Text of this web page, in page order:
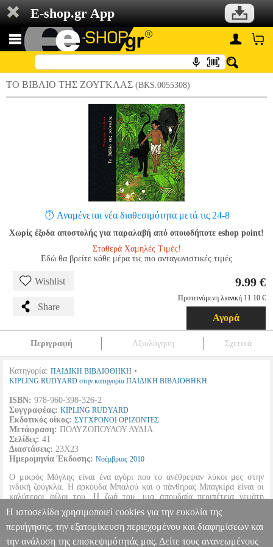
E-shop.gr App
ΤΟ ΒΙΒΛΙΟ ΤΗΣ ΖΟΥΓΚΛΑΣ (BKS.0055308)
Αναμένεται νέα διαθεσιμότητα μετά τις 24-8
Χωρίς έξοδα αποστολής για παραλαβή από οποιοδήποτε eshop point!
Σταθερά Χαμηλές Τιμές!
Εδώ θα βρείτε κάθε μέρα τις πιο ανταγωνιστικές τιμές
Wishlist
Share
9.99 €
Προτεινόμενη λιανική 11.10 €
Αγορά
Περιγραφή Αξιολόγηση Σχετικά
Κατηγορία: ΠΑΙΔΙΚΗ ΒΙΒΛΙΟΘΗΚΗ •
KIPLING RUDYARD στην κατηγορία ΠΑΙΔΙΚΗ ΒΙΒΛΙΟΘΗΚΗ
ISBN: 978-960-398-326-2
Συγγραφέας: KIPLING RUDYARD
Εκδοτικός οίκος: ΣΥΓΧΡΟΝΟΙ ΟΡΙΖΟΝΤΕΣ
Μετάφραση: ΠΟΛΥΖΟΠΟΥΛΟΥ ΛΥΔΙΑ
Σελίδες: 41
Διαστάσεις: 23Χ23
Ημερομηνία Έκδοσης: Νοέμβριος 2010
Ο μικρός Μόγλης είναι ένα αγόρι που το ανέθρεψαν λύκοι μες στην
ινδική ζούγκλα. Η αρκούδα Μπαλού και ο πάνθηρας Μπαγκίρα είναι οι
καλύτεροι φίλοι του. Η ζωή του, μια σπουδαία περιπέτεια γεμάτη
κινδύνους, αφού ο μεγάλος τίγρης Σιρχάν, με τα νύχια του
αιλουροειδούε, διαρκώς καιροφυλακτεί γύρω του.
ΤΟ ΒΙΒΛΙΟ ΤΗΣ ΖΟΥΓΚΛΑΣ BKS.0055308 BKS.0055308
Η ιστοσελίδα χρησιμοποιεί cookies για την ευκολία της
περιήγησης, την εξατομίκευση περιεχομένου και διαφημίσεων και
την ανάλυση της επισκεψιμότητάς μας. Δείτε τους ανανεωμένους